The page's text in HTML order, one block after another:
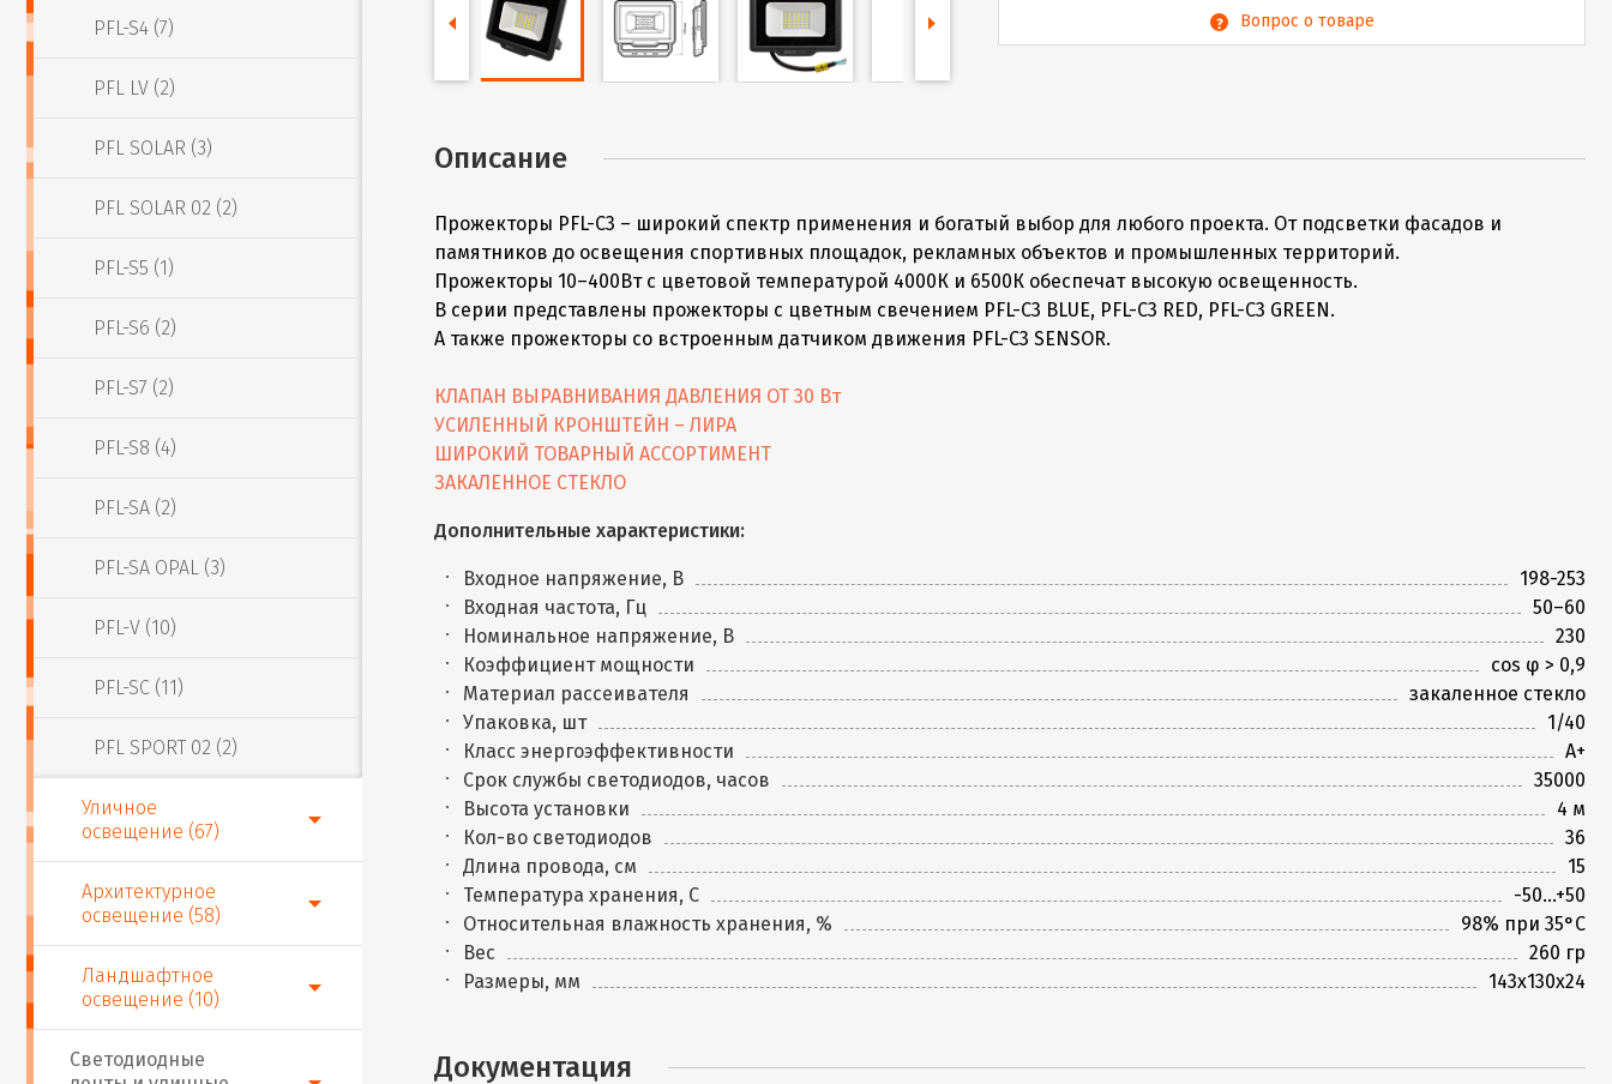
Светодиодные
PFL-S4 (7)
PFL LV (2)
PFL SOLAR (3)
PFL SOLAR 02 (2)
PFL-S5 (1)
PFL-S6 (2)
PFL-S7 (2)
PFL-S8 (4)
PFL-SA (2)
PFL-SA OPAL (3)
PFL-V (10)
PFL-SC (11)
PFL SPORT 02 (2)
Уличное
освещение (67)
Архитектурное
освещение (58)
Ландшафтное
освещение (10)
Вопрос о товаре
Описание
Прожекторы PFL-C3 – широкий спектр применения и богатый выбор для любого проекта. От подсветки фасадов и
памятников до освещения спортивных площадок, рекламных объектов и промышленных территорий.
Прожекторы 10–400Вт с цветовой температурой 4000К и 6500К обеспечат высокую освещенность.
В серии представлены прожекторы с цветным свечением PFL-C3 BLUE, PFL-C3 RED, PFL-C3 GREEN.
А также прожекторы со встроенным датчиком движения PFL-C3 SENSOR.
КЛАПАН ВЫРАВНИВАНИЯ ДАВЛЕНИЯ ОТ 30 Вт
УСИЛЕННЫЙ КРОНШТЕЙН – ЛИРА
ШИРОКИЙ ТОВАРНЫЙ АССОРТИМЕНТ
ЗАКАЛЕННОЕ СТЕКЛО
Дополнительные характеристики:
Входное напряжение, В
198-253
Входная частота, Гц
50–60
Номинальное напряжение, В
230
Коэффициент мощности
cos φ > 0,9
Материал рассеивателя
закаленное стекло
Упаковка, шт
1/40
Класс энергоэффективности
A+
Срок службы светодиодов, часов
35000
Высота установки
4 м
Кол-во светодиодов
36
Длина провода, см
15
Температура хранения, C
-50...+50
Относительная влажность хранения, %
98% при 35°С
Вес
260 гр
Размеры, мм
143x130x24
Документация